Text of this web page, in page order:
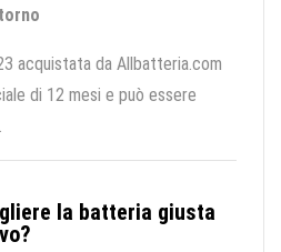
acquistata da Allbatteria.com
di 12 mesi e può essere
la batteria giusta